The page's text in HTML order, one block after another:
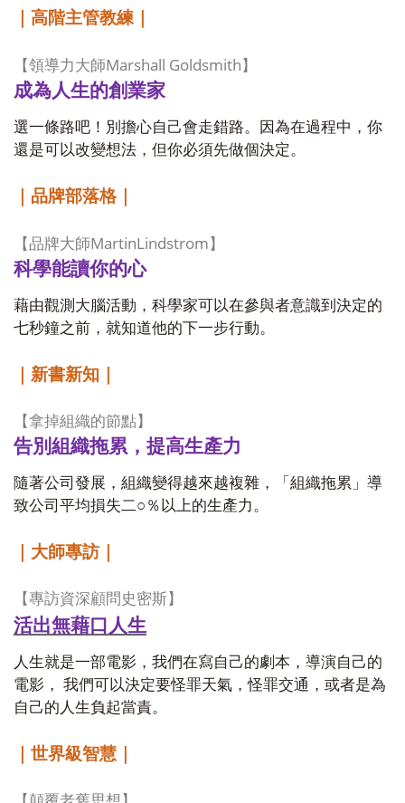
｜高階主管教練｜
【領導力大師Marshall Goldsmith 】
成為人生的創業家
選一條路吧！別擔心自己會走錯路。因為在過程中，你
還是可以改變想法，但你必須先做個決定。
｜品牌部落格｜
【品牌大師MartinLindstrom 】
科學能讀你的心
藉由觀測大腦活動，科學家可以在參與者意識到決定的
七秒鐘之前，就知道他的下一步行動。
｜新書新知｜
【拿掉組織的節點】
告別組織拖累，提高生產力
隨著公司發展，組織變得越來越複雜，「組織拖累」導
致公司平均損失二○％以上的生產力。
｜大師專訪｜
【專訪資深顧問史密斯】
活出無藉口人生
人生就是一部電影，我們在寫自己的劇本，導演自己的
電影， 我們可以決定要怪罪天氣，怪罪交通，或者是為
自己的人生負起當責。
｜世界級智慧｜